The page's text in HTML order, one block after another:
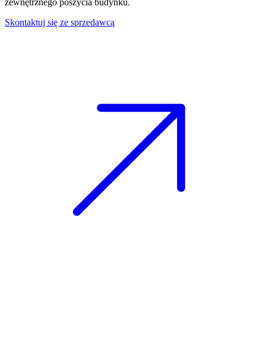
zewnętrznego poszycia budynku.
Skontaktuj się ze sprzedawcą